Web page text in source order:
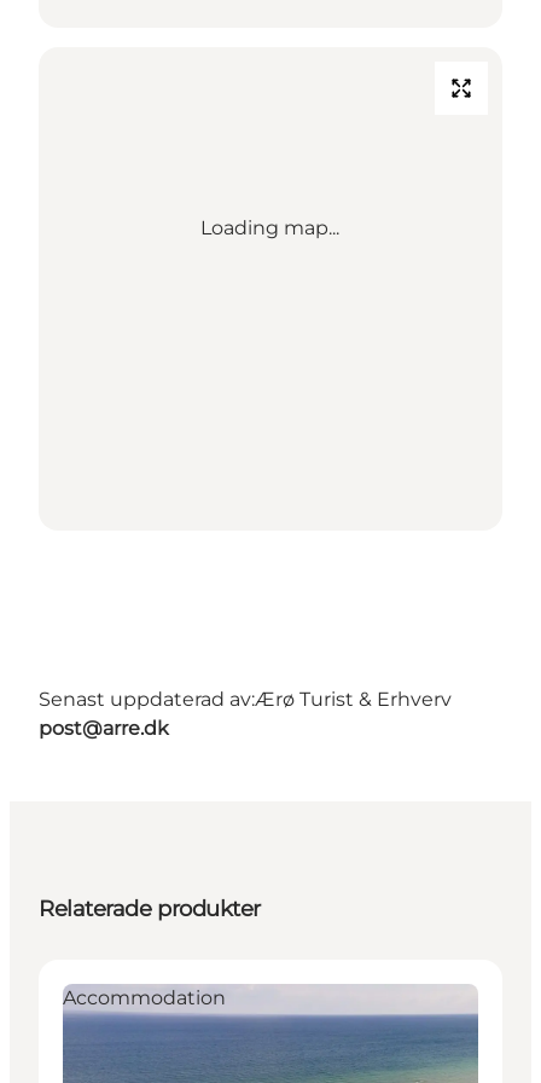
Loading map...
Senast uppdaterad av:Ærø Turist & Erhverv
post@arre.dk
Relaterade produkter
Accommodation